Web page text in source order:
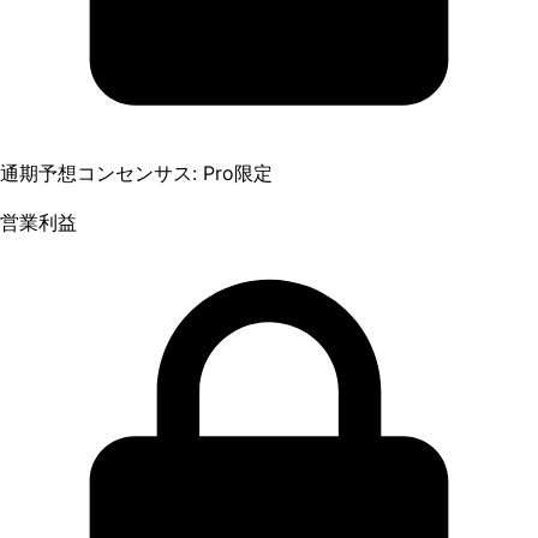
通期予想コンセンサス: Pro限定
営業利益